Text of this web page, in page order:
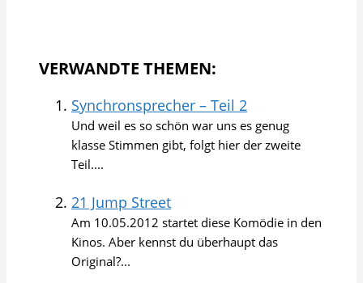
VERWANDTE THEMEN:
Synchronsprecher – Teil 2
Und weil es so schön war uns es genug
klasse Stimmen gibt, folgt hier der zweite
Teil....
21 Jump Street
Am 10.05.2012 startet diese Komödie in den
Kinos. Aber kennst du überhaupt das
Original?...